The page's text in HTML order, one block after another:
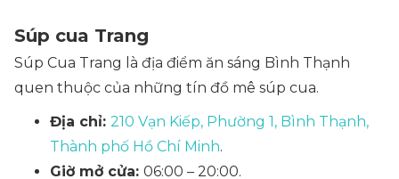
Súp cua Trang
Súp Cua Trang là địa điểm ăn sáng Bình Thạnh
quen thuộc của những tín đồ mê súp cua.
Địa chỉ: 210 Vạn Kiếp, Phường 1, Bình Thạnh,
Thành phố Hồ Chí Minh.
Giờ mở cửa: 06:00 – 20:00.